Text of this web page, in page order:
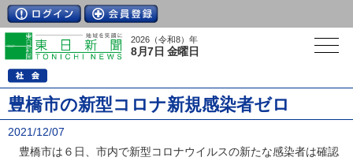
2026（令和8）年
8月7日 金曜日
豊橋市の新型コロナ新規感染者ゼロ
2021/12/07
豊橋市は６日、市内で新型コロナウイルスの新たな感染者は確認